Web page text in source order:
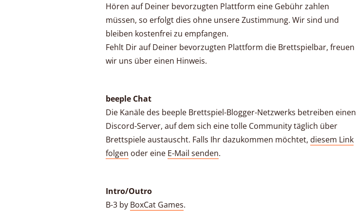
Hören auf Deiner bevorzugten Plattform eine Gebühr zahlen
müssen, so erfolgt dies ohne unsere Zustimmung. Wir sind und
bleiben kostenfrei zu empfangen.
Fehlt Dir auf Deiner bevorzugten Plattform die Brettspielbar, freuen
wir uns über einen Hinweis.
beeple Chat
Die Kanäle des beeple Brettspiel-Blogger-Netzwerks betreiben einen
Discord-Server, auf dem sich eine tolle Community täglich über
Brettspiele austauscht. Falls Ihr dazukommen möchtet, diesem Link
folgen oder eine E-Mail senden.
Intro/Outro
B-3 by BoxCat Games.